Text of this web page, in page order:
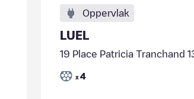
Oppervlak
LUEL
19 Place Patricia Tranchand
x 4